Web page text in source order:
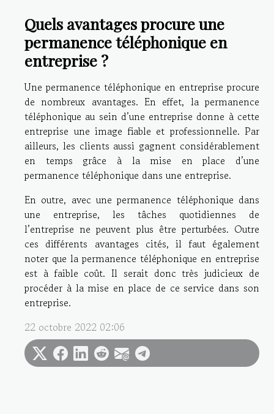
Quels avantages procure une
permanence téléphonique en
entreprise ?
Une permanence téléphonique en entreprise procure
de nombreux avantages. En effet, la permanence
téléphonique au sein d’une entreprise donne à cette
entreprise une image fiable et professionnelle. Par
ailleurs, les clients aussi gagnent considérablement
en temps grâce à la mise en place d’une
permanence téléphonique dans une entreprise.
En outre, avec une permanence téléphonique dans
une entreprise, les tâches quotidiennes de
l’entreprise ne peuvent plus être perturbées. Outre
ces différents avantages cités, il faut également
noter que la permanence téléphonique en entreprise
est à faible coût. Il serait donc très judicieux de
procéder à la mise en place de ce service dans son
entreprise.
22 octobre 2022 02:06